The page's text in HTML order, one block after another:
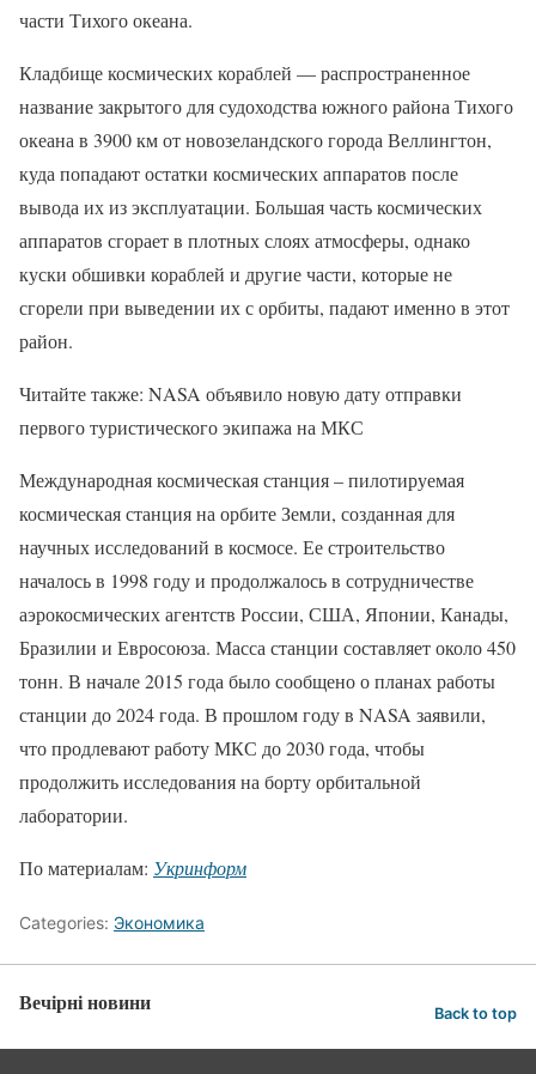
части Тихого океана.
Кладбище космических кораблей — распространенное
название закрытого для судоходства южного района Тихого
океана в 3900 км от новозеландского города Веллингтон,
куда попадают остатки космических аппаратов после
вывода их из эксплуатации. Большая часть космических
аппаратов сгорает в плотных слоях атмосферы, однако
куски обшивки кораблей и другие части, которые не
сгорели при выведении их с орбиты, падают именно в этот
район.
Читайте также: NASA объявило новую дату отправки
первого туристического экипажа на МКС
Международная космическая станция – пилотируемая
космическая станция на орбите Земли, созданная для
научных исследований в космосе. Ее строительство
началось в 1998 году и продолжалось в сотрудничестве
аэрокосмических агентств России, США, Японии, Канады,
Бразилии и Евросоюза. Масса станции составляет около 450
тонн. В начале 2015 года было сообщено о планах работы
станции до 2024 года. В прошлом году в NASA заявили,
что продлевают работу МКС до 2030 года, чтобы
продолжить исследования на борту орбитальной
лаборатории.
По материалам: Укринформ
Categories: Экономика
Вечірні новини Back to top